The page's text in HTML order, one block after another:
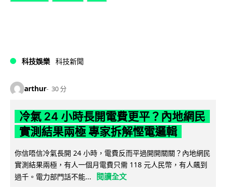
科技娛樂 科技新聞
arthur 30 分
冷氣 24 小時長開電費更平？內地網民
實測結果兩極 專家拆解慳電邏輯
你信唔信冷氣長開 24 小時，電費反而平過開開關關？內地網民
實測結果兩極，有人一個月電費只需 118 元人民幣，有人飆到
過千。電力部門話不能...
閱讀全文